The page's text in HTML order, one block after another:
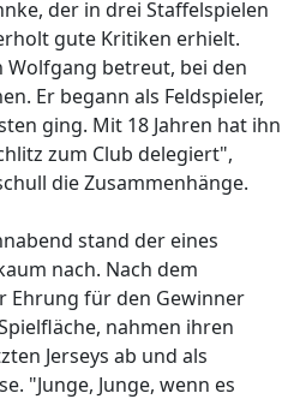
der in drei Staffelspielen
gute Kritiken erhielt.
Wolfgang betreut, bei den
Er begann als Feldspieler,
ging. Mit 18 Jahren hat ihn
zum Club delegiert",
die Zusammenhänge.
stand der eines
nach. Nach dem
Ehrung für den Gewinner
nahmen ihren
Jerseys ab und als
"Junge, Junge, wenn es